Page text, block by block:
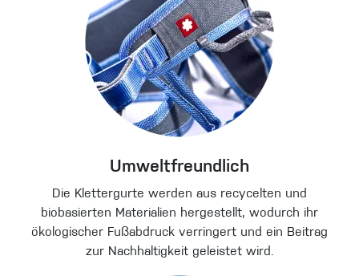
Umweltfreundlich
Die Klettergurte werden aus recycelten und
biobasierten Materialien hergestellt, wodurch ihr
ökologischer Fußabdruck verringert und ein Beitrag
zur Nachhaltigkeit geleistet wird.